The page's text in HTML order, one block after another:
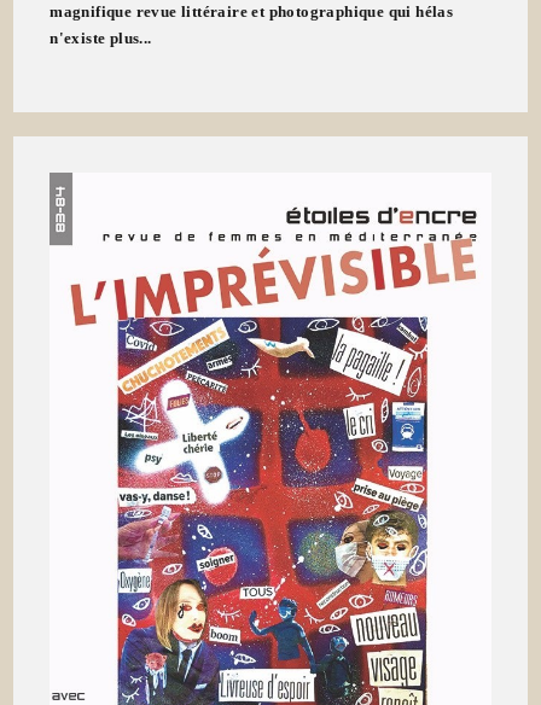
magnifique revue littéraire et photographique qui hélas
n'existe plus...